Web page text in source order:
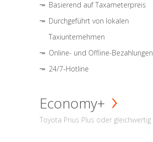
Basierend auf Taxameterpreis
Durchgeführt von lokalen
Taxiunternehmen
Online- und Offline-Bezahlungen
24/7-Hotline
Economy+
Toyota Prius Plus oder gleichwertig